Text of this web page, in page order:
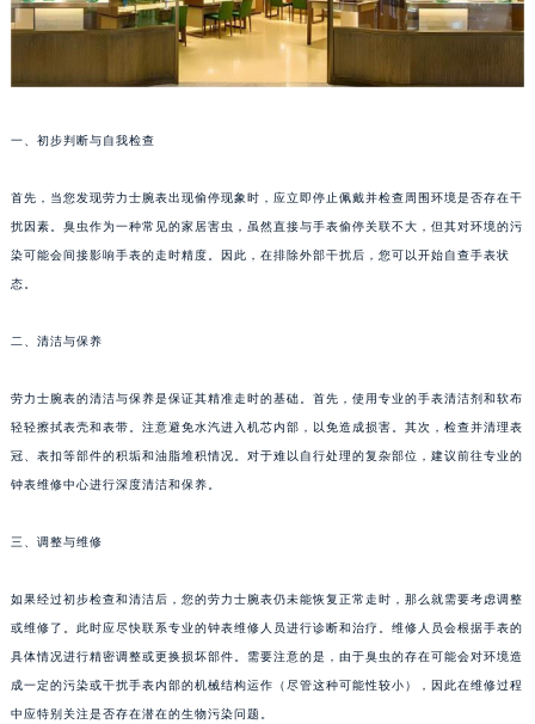
一、初步判断与自我检查
首先，当您发现劳力士腕表出现偷停现象时，应立即停止佩戴并检查周围环境是否存在干
扰因素。臭虫作为一种常见的家居害虫，虽然直接与手表偷停关联不大，但其对环境的污
染可能会间接影响手表的走时精度。因此，在排除外部干扰后，您可以开始自查手表状
态。
二、清洁与保养
劳力士腕表的清洁与保养是保证其精准走时的基础。首先，使用专业的手表清洁剂和软布
轻轻擦拭表壳和表带。注意避免水汽进入机芯内部，以免造成损害。其次，检查并清理表
冠、表扣等部件的积垢和油脂堆积情况。对于难以自行处理的复杂部位，建议前往专业的
钟表维修中心进行深度清洁和保养。
三、调整与维修
如果经过初步检查和清洁后，您的劳力士腕表仍未能恢复正常走时，那么就需要考虑调整
或维修了。此时应尽快联系专业的钟表维修人员进行诊断和治疗。维修人员会根据手表的
具体情况进行精密调整或更换损坏部件。需要注意的是，由于臭虫的存在可能会对环境造
成一定的污染或干扰手表内部的机械结构运作（尽管这种可能性较小），因此在维修过程
中应特别关注是否存在潜在的生物污染问题。